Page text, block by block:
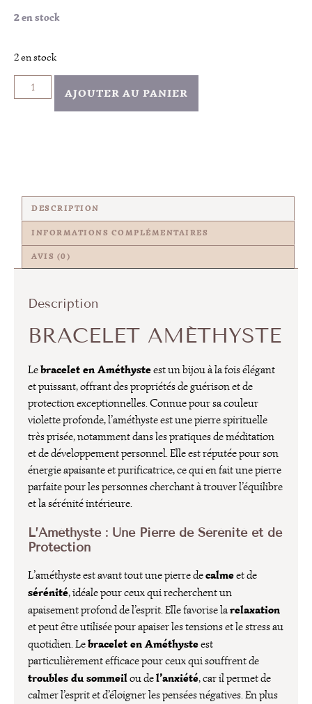
2 en stock
2 en stock
AJOUTER AU PANIER
DESCRIPTION
INFORMATIONS COMPLÉMENTAIRES
AVIS (0)
Description
BRACELET AMÉTHYSTE
Lebracelet en Améthysteest un bijou à la fois élégant
et puissant, offrant des propriétés de guérison et de
protection exceptionnelles. Connue pour sa couleur
violette profonde, l’améthyste est une pierre spirituelle
très prisée, notamment dans les pratiques de méditation
et de développement personnel. Elle est réputée pour son
énergie apaisante et purificatrice, ce qui en fait une pierre
parfaite pour les personnes cherchant à trouver l’équilibre
et la sérénité intérieure.
L’Améthyste : Une Pierre de Sérénité et de
Protection
L’améthyste est avant tout une pierre decalmeet de
sérénité, idéale pour ceux qui recherchent un
apaisement profond de l’esprit. Elle favorise larelaxation
et peut être utilisée pour apaiser les tensions et le stress au
quotidien. Lebracelet en Améthysteest
particulièrement efficace pour ceux qui souffrent de
troubles du sommeilou del’anxiété, car il permet de
calmer l’esprit et d’éloigner les pensées négatives. En plus